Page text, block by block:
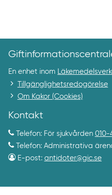
En enhet inom
Tillgänglighetsredogörelse
Om Kakor (Cookies)
Kontakt
Telefon: För sjukvården 010-
Telefon: Administrativa
E-post: antidoter@gic.se